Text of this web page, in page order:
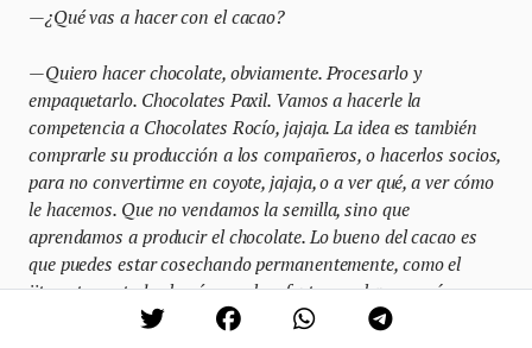
—¿Qué vas a hacer con el cacao?
—Quiero hacer chocolate, obviamente. Procesarlo y
empaquetarlo. Chocolates Paxil. Vamos a hacerle la
competencia a Chocolates Rocío, jajaja. La idea es también
comprarle su producción a los compañeros, o hacerlos socios,
para no convertirme en coyote, jajaja, o a ver qué, a ver cómo
le hacemos. Que no vendamos la semilla, sino que
aprendamos a producir el chocolate. Lo bueno del cacao es
que puedes estar cosechando permanentemente, como el
jitomate, en todas las épocas hay fruto, en algunas más en
algunas menos, pero todo el tiempo hay producción. Ahorita